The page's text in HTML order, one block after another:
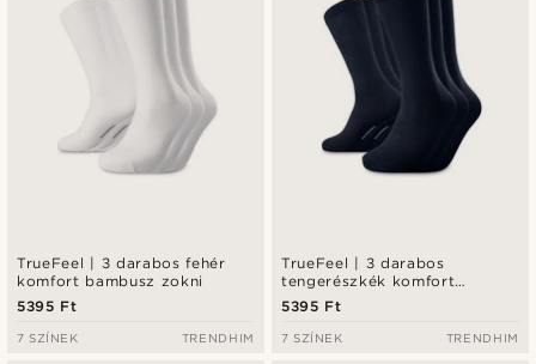
TrueFeel | 3 darabos fehér
komfort bambusz zokni
5395 Ft
7 SZÍNEK TRENDHIM
TrueFeel | 3 darabos
tengerészkék komfort
bambusz zokni szett
5395 Ft
7 SZÍNEK TRENDHIM